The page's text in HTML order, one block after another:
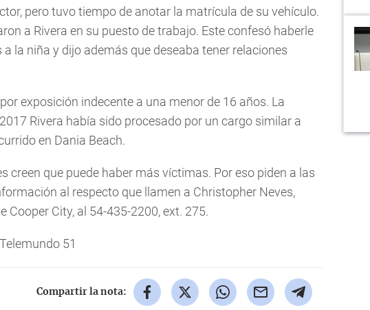
pero tuvo tiempo de anotar la matrícula de su vehículo.
a Rivera en su puesto de trabajo. Este confesó haberle
la niña y dijo además que deseaba tener relaciones
exposición indecente a una menor de 16 años. La
Rivera había sido procesado por un cargo similar a
en Dania Beach.
creen que puede haber más víctimas. Por eso piden a las
al respecto que llamen a Christopher Neves,
Cooper City, al 54-435-2200, ext. 275.
51
Compartir la nota: